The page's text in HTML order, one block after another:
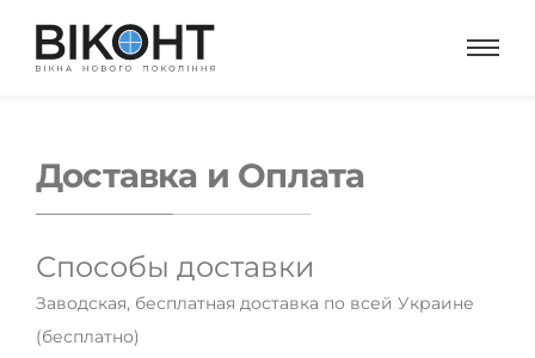
Доставка и Оплата
Способы доставки
Заводская, бесплатная доставка по всей Украине
(бесплатно)